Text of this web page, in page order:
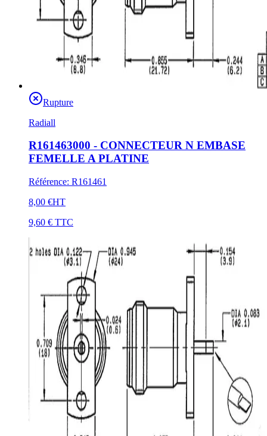
Rupture
Radiall
R161463000 - CONNECTEUR N EMBASE
FEMELLE A PLATINE
Référence: R161461
8,00 €HT
9,60 € TTC